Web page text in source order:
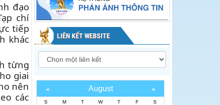
đạo
chí
tiếp
khác
từng
giai
nên
các
LIÊN KẾT WEBSITE
August
S M T W T F S